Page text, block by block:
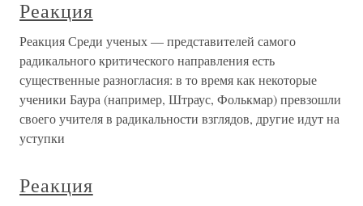
Реакция
Реакция Среди ученых — представителей самого
радикального критического направления есть
существенные разногласия: в то время как некоторые
ученики Баура (например, Штраус, Фолькмар) превзошли
своего учителя в радикальности взглядов, другие идут на
уступки
Реакция